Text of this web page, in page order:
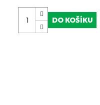
DO KOŠÍKU